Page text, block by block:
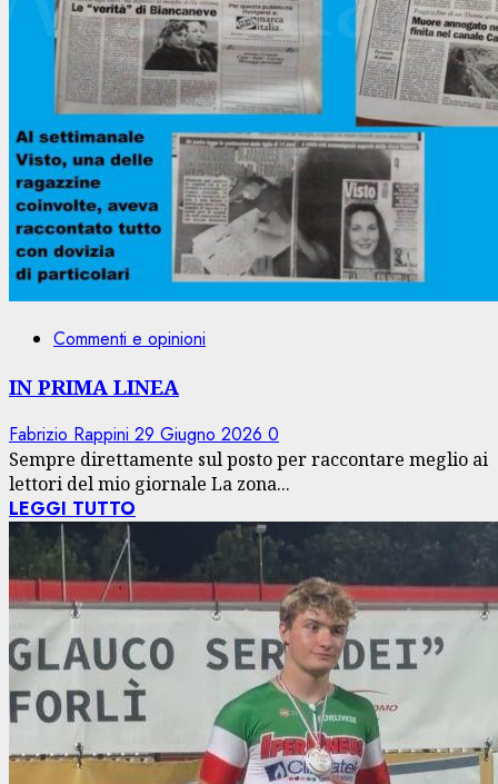
Commenti e opinioni
IN PRIMA LINEA
Fabrizio Rappini 29 Giugno 2026 0
Sempre direttamente sul posto per raccontare meglio ai
lettori del mio giornale La zona...
LEGGI TUTTO